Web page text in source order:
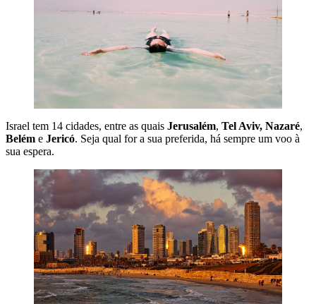
Israel tem 14 cidades, entre as quais Jerusalém, Tel Aviv, Nazaré,
Belém e Jericó. Seja qual for a sua preferida, há sempre um voo à
sua espera.